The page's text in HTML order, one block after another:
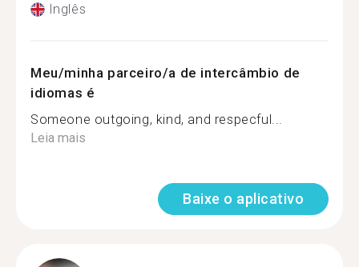
Inglês
Meu/minha parceiro/a de intercâmbio de
idiomas é
Someone outgoing, kind, and respecful...
Leia mais
Baixe o aplicativo